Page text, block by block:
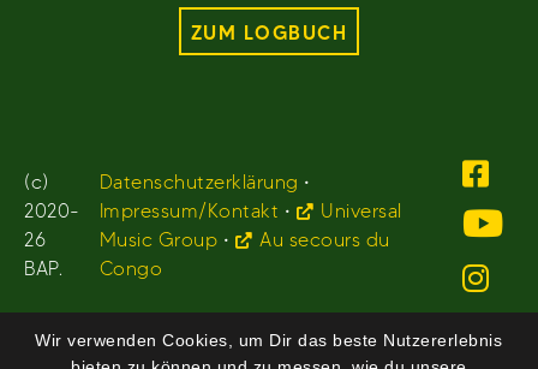
ZUM LOGBUCH
(c)
2020-
26
BAP.
Datenschutzerklärung •
Impressum/Kontakt •
Universal
Music Group •
Au secours du
Congo
Wir verwenden Cookies, um Dir das beste Nutzererlebnis